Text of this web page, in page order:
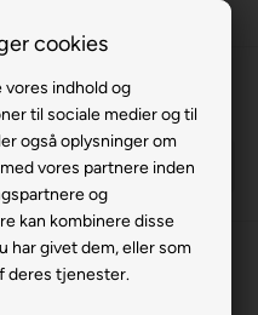
cookies
vores indhold og
til sociale medier og til
også oplysninger om
vores partnere inden
og
kan kombinere disse
har givet dem, eller som
deres tjenester.
dig
00
Citykabine» Sæde/sele